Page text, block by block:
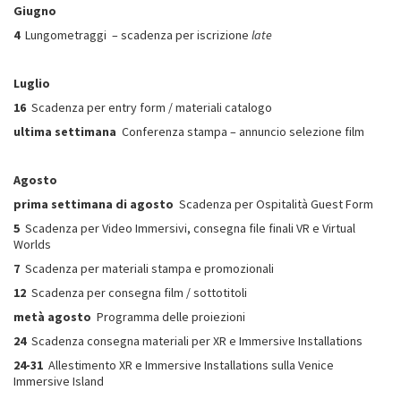
Giugno
4Lungometraggi – scadenza per iscrizione late
Luglio
16 Scadenza per entry form / materiali catalogo
ultima settimana Conferenza stampa – annuncio selezione film
Agosto
prima settimana di agosto Scadenza per Ospitalità Guest Form
5 Scadenza per Video Immersivi, consegna file finali VR e Virtual
Worlds
7 Scadenza per materiali stampa e promozionali
12 Scadenza per consegna film / sottotitoli
metà agosto Programma delle proiezioni
24Scadenza consegna materiali per XR e Immersive Installations
24-31 Allestimento XR e Immersive Installations sulla Venice
Immersive Island